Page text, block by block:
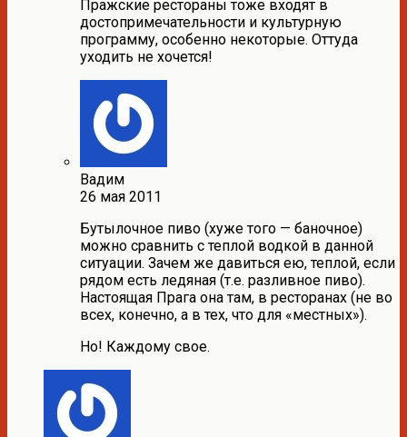
Пражские рестораны тоже входят в
достопримечательности и культурную
программу, особенно некоторые. Оттуда
уходить не хочется!
Вадим
26 мая 2011
Бутылочное пиво (хуже того — баночное)
можно сравнить с теплой водкой в данной
ситуации. Зачем же давиться ею, теплой, если
рядом есть ледяная (т.е. разливное пиво).
Настоящая Прага она там, в ресторанах (не во
всех, конечно, а в тех, что для «местных»).
Но! Каждому свое.